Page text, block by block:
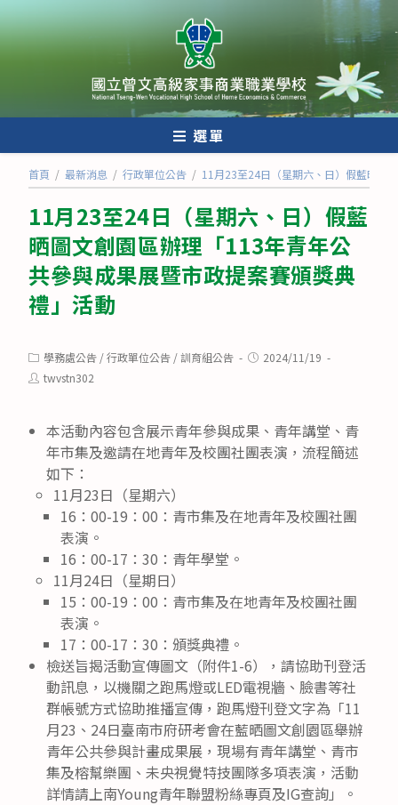
跳
轉
至
內
選單
首頁 / 最新消息 / 行政單位公告 / 11月23至24日（星期六、日）假藍晒圖
11月23至24日（星期六、日）假藍
晒圖文創園區辦理「113年青年公
共參與成果展暨市政提案賽頒獎典
禮」活動
Post
category:
學務處公告 /行政單位公告 /訓育組公告
Post2024/11/19
Posttwvstn302
本活動內容包含展示青年參與成果、青年講堂、青
年市集及邀請在地青年及校團社團表演，流程簡述
如下：
11月23日（星期六）
16：00-19：00：青市集及在地青年及校團社團
表演。
16：00-17：30：青年學堂。
11月24日（星期日）
15：00-19：00：青市集及在地青年及校團社團
表演。
17：00-17：30：頒獎典禮。
檢送旨揭活動宣傳圖文（附件1-6），請協助刊登活
動訊息，以機關之跑馬燈或LED電視牆、臉書等社
群帳號方式協助推播宣傳，跑馬燈刊登文字為「11
月23、24日臺南市府研考會在藍晒圖文創園區舉辦
青年公共參與計畫成果展，現場有青年講堂、青市
集及榕幫樂團、未央視覺特技團隊多項表演，活動
詳情請上南Young青年聯盟粉絲專頁及IG查詢」。